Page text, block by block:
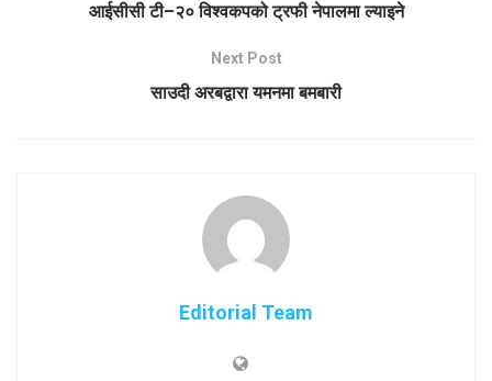
आईसीसी टी–२० विश्वकपको ट्रफी नेपालमा ल्याइने
Next Post
साउदी अरबद्वारा यमनमा बमबारी
Editorial Team